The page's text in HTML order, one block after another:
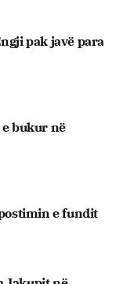
pak javë para
bukur në
postimin e fundit